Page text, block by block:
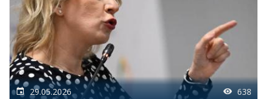
29.05.2026 638